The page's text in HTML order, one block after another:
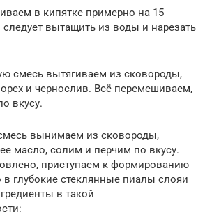
в кипятке примерно на 15
вытащить из воды и нарезать
смесь вытягиваем из сковороды,
и чернослив. Всё перемешиваем,
вкусу.
вынимаем из сковороды,
масло, солим и перчим по вкусу.
приступаем к формированию
в глубокие стеклянные пиалы слояи
в такой